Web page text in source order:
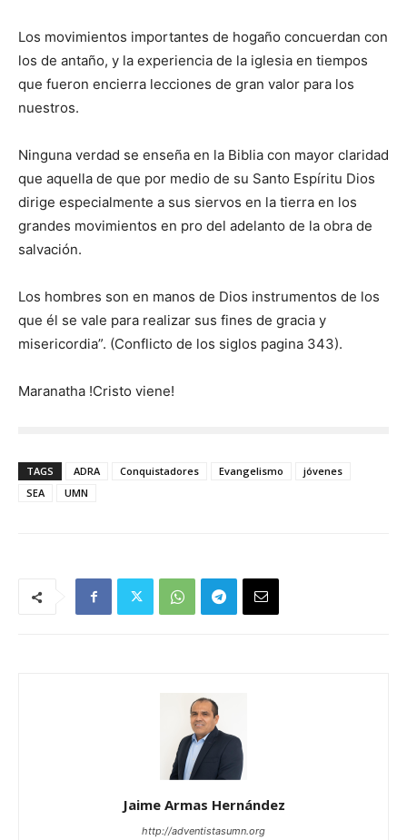
Los movimientos importantes de hogaño concuerdan con
los de antaño, y la experiencia de la iglesia en tiempos
que fueron encierra lecciones de gran valor para los
nuestros.
Ninguna verdad se enseña en la Biblia con mayor claridad
que aquella de que por medio de su Santo Espíritu Dios
dirige especialmente a sus siervos en la tierra en los
grandes movimientos en pro del adelanto de la obra de
salvación.
Los hombres son en manos de Dios instrumentos de los
que él se vale para realizar sus fines de gracia y
misericordia”. (Conflicto de los siglos pagina 343).
Maranatha !Cristo viene!
TAGS ADRA Conquistadores Evangelismo
jóvenes
SEA
UMN
Jaime Armas Hernández
http://adventistasumn.org